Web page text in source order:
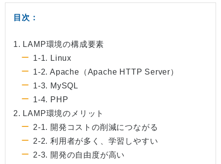
目次：
1. LAMP環境の構成要素
1-1. Linux
1-2. Apache（Apache HTTP Server）
1-3. MySQL
1-4. PHP
2. LAMP環境のメリット
2-1. 開発コストの削減につながる
2-2. 利用者が多く、学習しやすい
2-3. 開発の自由度が高い